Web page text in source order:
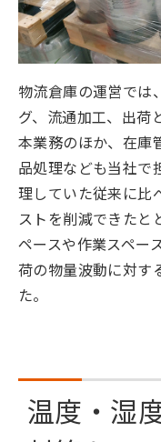
物流倉庫の運営では
グ、流通加工、出荷
本業務のほか、在庫
品処理なども当社で
理していた従来に比
ストを削減できたと
ペースや作業スペー
荷の物量波動に対す
た。
温度・湿